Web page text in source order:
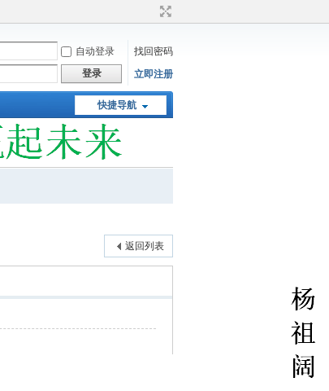
自动登录
找回密码
登录 立即注册
快捷导航
返回列表